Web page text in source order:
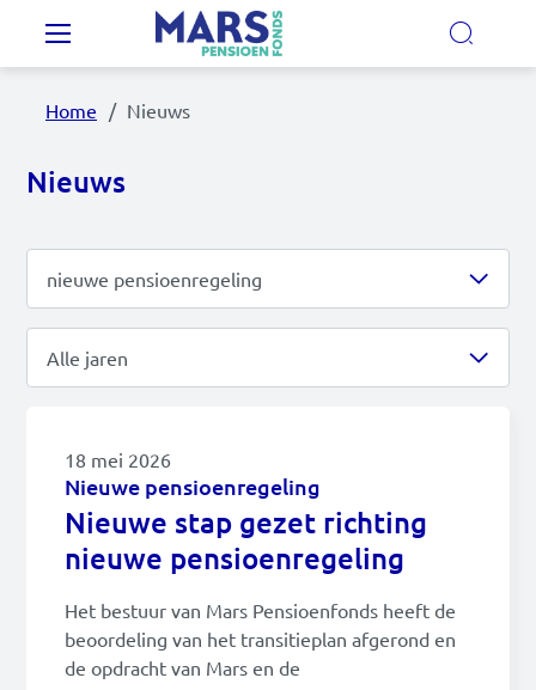
Overslaan en naar de inhoud gaan
Onze regelingen
Ons pensioenfonds
MijnMarsPensioen
Nieuws
Documenten
Contact
Home Nieuws
Nieuws
nieuwe pensioenregeling
Alle categorieën
blog
interview
nieuwe pensioenregeling
nieuws
Alle jaren
2026
2025
2023
18 mei 2026
Nieuwe pensioenregeling
Nieuwe stap gezet richting
nieuwe pensioenregeling
Het bestuur van Mars Pensioenfonds heeft de
beoordeling van het transitieplan afgerond en
de opdracht van Mars en de